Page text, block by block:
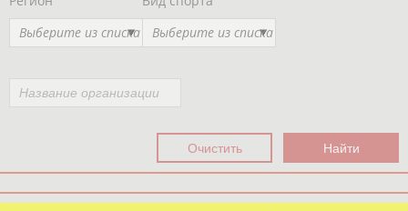
Выберите из списка
Выберите из списка